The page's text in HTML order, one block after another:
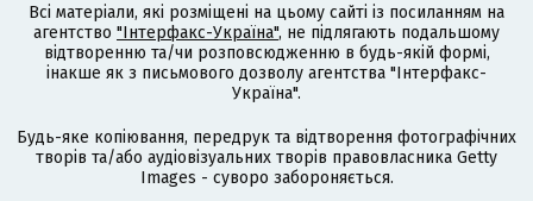
Всі матеріали, які розміщені на цьому сайті із посиланням на
агентство "Інтерфакс-Україна", не підлягають подальшому
відтворенню та/чи розповсюдженню в будь-якій формі,
інакше як з письмового дозволу агентства "Інтерфакс-
Україна".
Будь-яке копіювання, передрук та відтворення фотографічних
творів та/або аудіовізуальних творів правовласника Getty
Images - суворо забороняється.